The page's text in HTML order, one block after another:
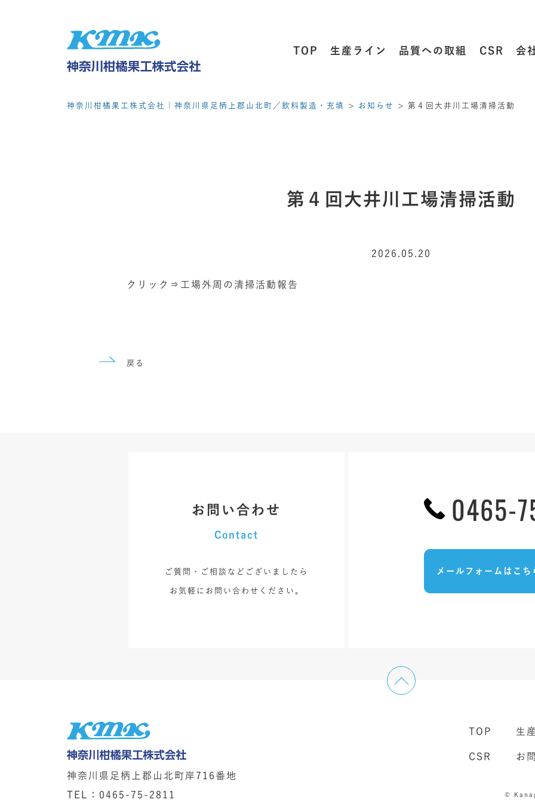
TOP 生産ライン 品質への取組 CSR 会
神奈川柑橘果工株式会社｜神奈川県足柄上郡山北町／飲料製造・充填 > お知らせ > 第４回大井川工場清掃活動
第４回大井川工場清掃活動
2026.05.20
クリック⇒工場外周の清掃活動報告
戻る
お問い合わせ
Contact
ご質問・ご相談などございましたら
お気軽にお問い合わせください。
0465-
メールフォームはこち
神奈川県足柄上郡山北町岸716番地
TEL：0465-75-2811
TOP 生
CSR お
©️